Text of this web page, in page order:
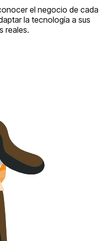
el negocio de cada
la tecnología a sus
reales.